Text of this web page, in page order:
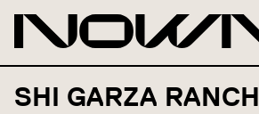
SHI GARZA RANCH